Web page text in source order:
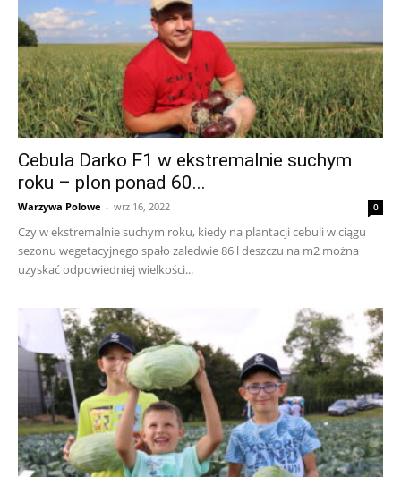
Cebula Darko F1 w ekstremalnie suchym
roku – plon ponad 60...
Warzywa Polowe - wrz 16, 2022 0
Czy w ekstremalnie suchym roku, kiedy na plantacji cebuli w ciągu
sezonu wegetacyjnego spało zaledwie 86 l deszczu na m2 można
uzyskać odpowiedniej wielkości...